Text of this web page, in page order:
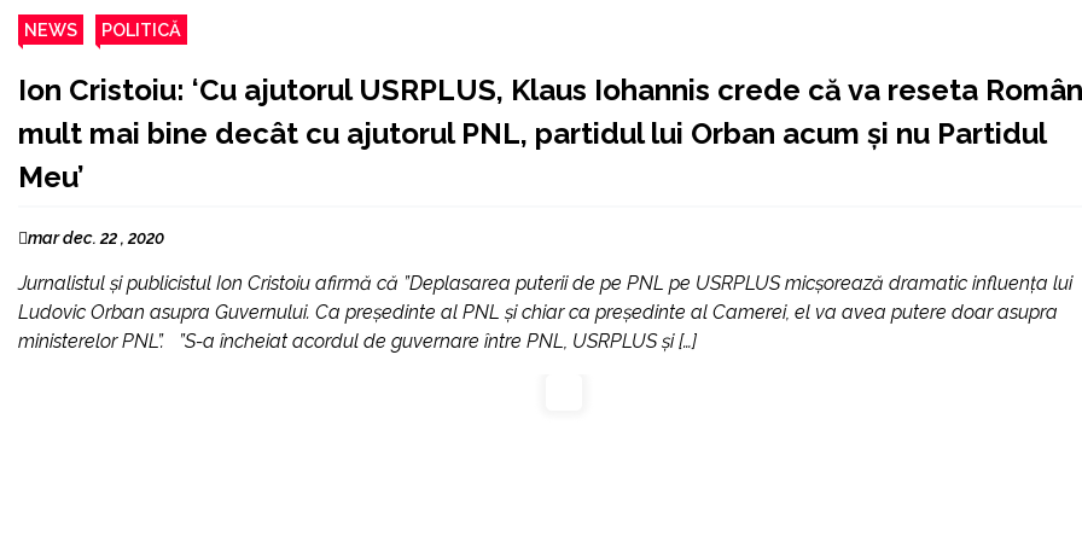
NEWS POLITICĂ
Ion Cristoiu: ‘Cu ajutorul USRPLUS, Klaus Iohannis crede că va reseta
mult mai bine decât cu ajutorul PNL, partidul lui Orban acum și nu Partidul
Meu’
mar dec. 22 , 2020
Jurnalistul și publicistul Ion Cristoiu afirmă că ”Deplasarea puterii de pe PNL pe USRPLUS micșorează dramatic influența lui
Ludovic Orban asupra Guvernului. Ca președinte al PNL și chiar ca președinte al Camerei, el va avea putere doar asupra
ministerelor PNL”. ”S-a încheiat acordul de guvernare între PNL, USRPLUS și […]